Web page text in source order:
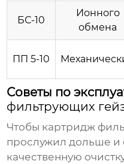
БС-10
Ионного
обмена
ПП 5-10
Советы по
фильтрующих
Чтобы картридж
прослужил дольше и
качественную